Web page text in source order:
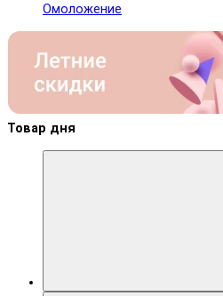
Омоложение
Товар дня